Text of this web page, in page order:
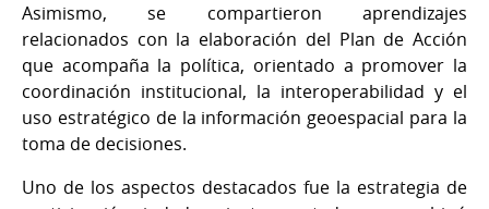
Asimismo, se compartieron aprendizajes
relacionados con la elaboración del Plan de Acción
que acompaña la política, orientado a promover la
coordinación institucional, la interoperabilidad y el
uso estratégico de la información geoespacial para la
toma de decisiones.
Uno de los aspectos destacados fue la estrategia de